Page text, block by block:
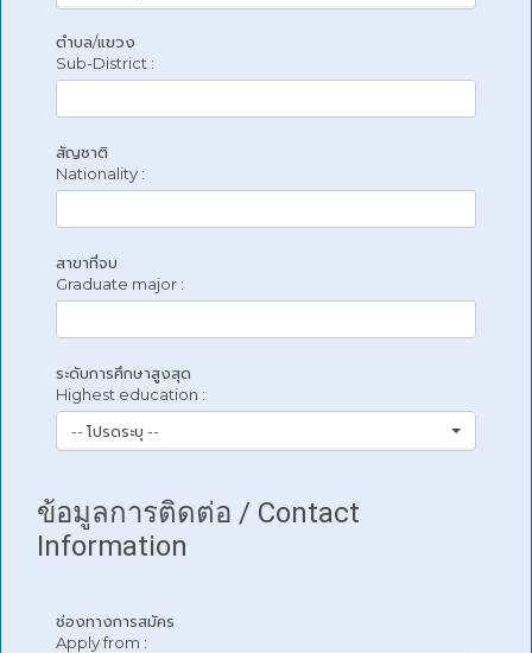
ตำบล/แขวง
Sub-District :
สัญชาติ
Nationality :
สาขาที่จบ
Graduate major :
ระดับการศึกษาสูงสุด
Highest education :
-- โปรดระบุ --
ข้อมูลการติดต่อ / Contact
Information
ช่องทางการสมัคร
Apply from :